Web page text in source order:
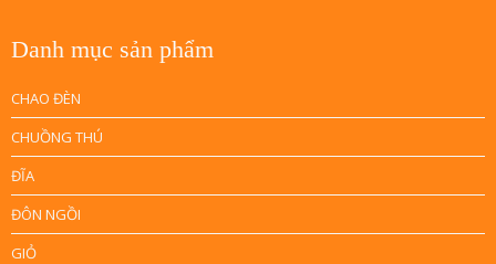
Danh mục sản phẩm
CHAO ĐÈN
CHUỒNG THÚ
ĐĨA
ĐÔN NGỒI
GIỎ